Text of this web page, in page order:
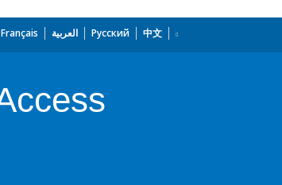
Français العربية Русский 中文